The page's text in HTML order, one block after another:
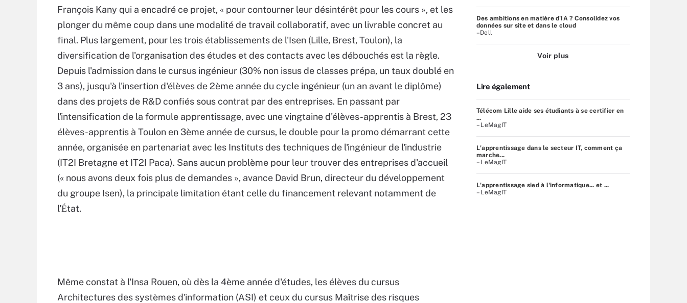
François Kany qui a encadré ce projet, « pour contourner leur désintérêt pour les cours », et les
plonger du même coup dans une modalité de travail collaboratif, avec un livrable concret au
final. Plus largement, pour les trois établissements de l'Isen (Lille, Brest, Toulon), la
diversification de l'organisation des études et des contacts avec les débouchés est la règle.
Depuis l'admission dans le cursus ingénieur (30% non issus de classes prépa, un taux doublé en
3 ans), jusqu'à l'insertion d'élèves de 2ème année du cycle ingénieur (un an avant le diplôme)
dans des projets de R&D confiés sous contrat par des entreprises. En passant par
l'intensification de la formule apprentissage, avec une vingtaine d'élèves-apprentis à Brest, 23
élèves-apprentis à Toulon en 3ème année de cursus, le double pour la promo démarrant cette
année, organisée en partenariat avec les Instituts des techniques de l'ingénieur de l'industrie
(IT2I Bretagne et IT2I Paca). Sans aucun problème pour leur trouver des entreprises d'accueil
(« nous avons deux fois plus de demandes », avance David Brun, directeur du développement
du groupe Isen), la principale limitation étant celle du financement relevant notamment de
l'État.
Même constat à l'Insa Rouen, où dès la 4ème année d'études, les élèves du cursus
Architectures des systèmes d'information (ASI) et ceux du cursus Maîtrise des risques
Des ambitions en matière d'IA ? Consolidez vos
données sur site et dans le cloud
–Dell
Voir plus
Lire également
Télécom Lille aide ses étudiants à se certifier en
...
– LeMagIT
L'apprentissage dans le secteur IT, comment ça
marche...
– LeMagIT
L'apprentissage sied à l'informatique... et ...
– LeMagIT